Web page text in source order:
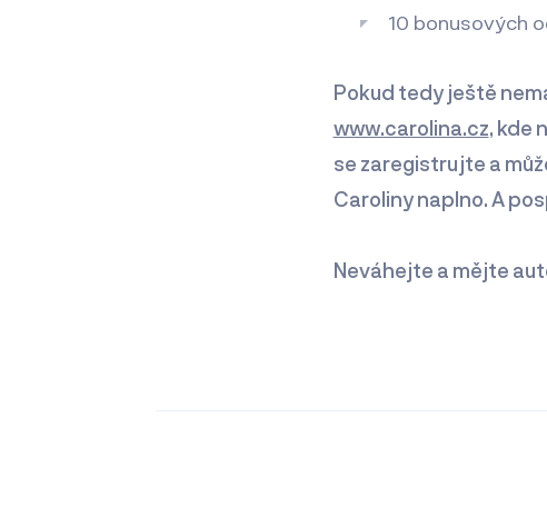
10 bonusových
Pokud tedy ještě
www.carolina.cz, kde
se zaregistrujte a
Caroliny naplno. A
Neváhejte a mějte